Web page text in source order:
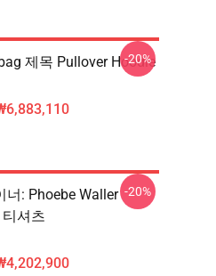
제목 Pullover Hoodie
-20%
너: Phoebe Waller
셔츠
-20%